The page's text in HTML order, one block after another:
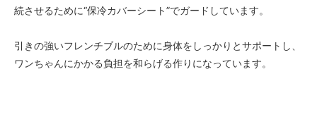
続させるために“保冷カバーシート”でガードしています。
引きの強いフレンチブルのために身体をしっかりとサポートし、
ワンちゃんにかかる負担を和らげる作りになっています。